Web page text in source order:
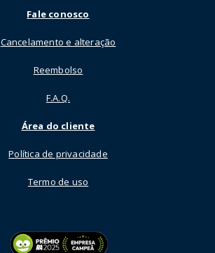
Fale conosco
Cancelamento e alteração
Reembolso
F.A.Q.
Área do cliente
Política de privacidade
Termo de uso